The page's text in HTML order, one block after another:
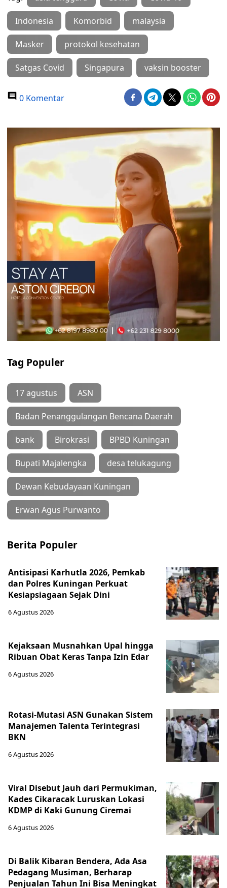
Indonesia Komorbid malaysia
Masker protokol kesehatan
Satgas Covid Singapura vaksin booster
0 Komentar
Tag Populer
17 agustus ASN
Badan Penanggulangan Bencana Daerah
bank Birokrasi BPBD Kuningan
Bupati Majalengka desa telukagung
Dewan Kebudayaan Kuningan
Erwan Agus Purwanto
Berita Populer
Antisipasi Karhutla 2026, Pemkab
dan Polres Kuningan Perkuat
Kesiapsiagaan Sejak Dini
6 Agustus 2026
Kejaksaan Musnahkan Upal hingga
Ribuan Obat Keras Tanpa Izin Edar
6 Agustus 2026
Rotasi-Mutasi ASN Gunakan Sistem
Manajemen Talenta Terintegrasi
BKN
6 Agustus 2026
Viral Disebut Jauh dari Permukiman,
Kades Cikaracak Luruskan Lokasi
KDMP di Kaki Gunung Ciremai
6 Agustus 2026
Di Balik Kibaran Bendera, Ada Asa
Pedagang Musiman, Berharap
Penjualan Tahun Ini Bisa Meningkat